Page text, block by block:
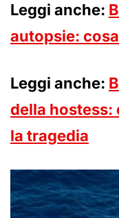
Leggi anche:
autopsie:
Leggi anche:
della hostess:
la tragedia